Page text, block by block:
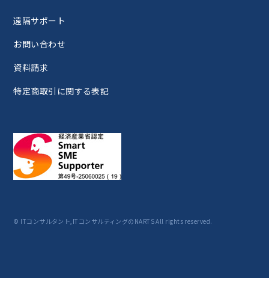
遠隔サポート
お問い合わせ
資料請求
特定商取引に関する表記
© ITコンサルタント,ITコンサルティングのNARTS All rights reserved.